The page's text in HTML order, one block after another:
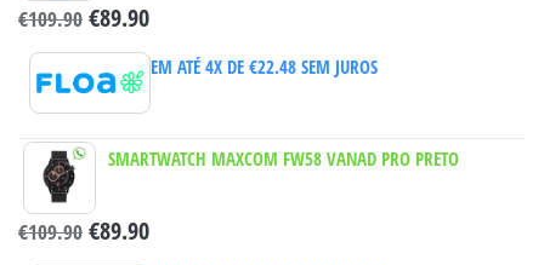
€109.90 €89.90
EM ATÉ 4X DE €22.48SEM JUROS
SMARTWATCH MAXCOM FW58 VANAD PRO PRETO
€109.90 €89.90